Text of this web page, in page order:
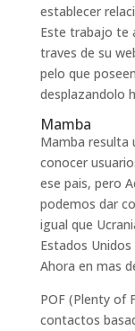
establecer
Este trabajo te
traves de su
pelo que
desplazandolo
Mamba
Mamba resulta
conocer
ese pais, pero
podemos dar
igual que
Estados
Ahora en mas
POF (Plenty of
contactos